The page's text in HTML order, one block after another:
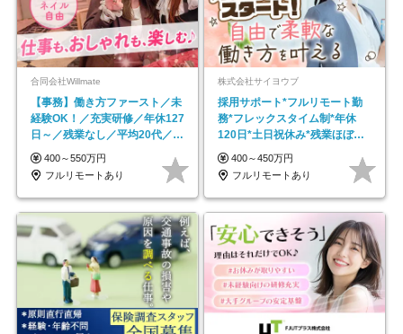
合同会社Willmate
【事務】働き方ファースト／未
経験OK！／充実研修／年休127
日～／残業なし／平均20代／リ
モートOK
400～550万円
フルリモートあり
株式会社サイヨウブ
採用サポート*フルリモート勤
務*フレックスタイム制*年休
120日*土日祝休み*残業ほぼな
し*育児中社員8割以上
400～450万円
フルリモートあり